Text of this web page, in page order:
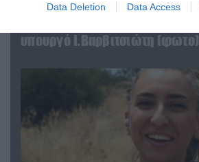
Data Deletion Data Access
04.08.2026 | 15:02
υπουργό Ι.Βαρβιτσιώτη (φωτο)